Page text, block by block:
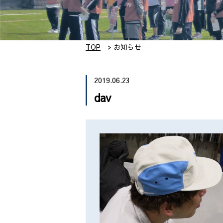
TOP お知らせ
2019.06.23
dav